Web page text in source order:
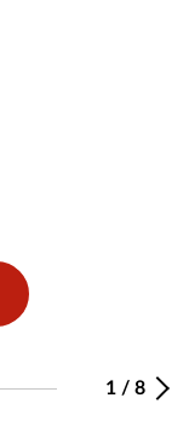
1 / 8